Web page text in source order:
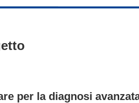
per la diagnosi